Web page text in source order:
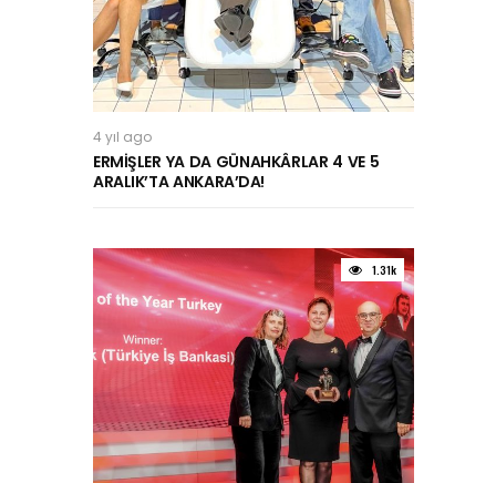
4 yıl ago
ERMİŞLER YA DA GÜNAHKÂRLAR 4 VE 5
ARALIK’TA ANKARA’DA!
1.31k